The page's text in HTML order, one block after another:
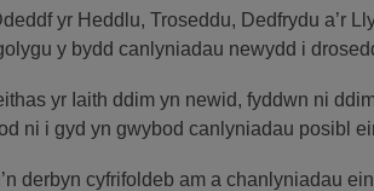
yr Heddlu, Troseddu, Dedfrydu a’r
y bydd canlyniadau newydd i
yr Iaith ddim yn newid, fyddwn ni
ni i gyd yn gwybod canlyniadau posibl
derbyn cyfrifoldeb am a chanlyniadau